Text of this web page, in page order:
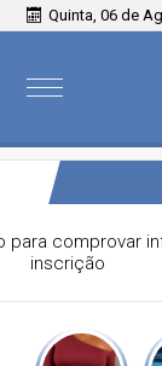
Quinta, 06 de
Prouni